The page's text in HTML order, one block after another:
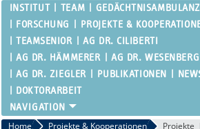
INSTITUT TEAM
GEDÄCHTNISAMBULANZ
FORSCHUNG
PROJEKTE &
TEAMSENIOR
AG DR. CILIBERTI
AG DR. HÄMMERER
AG DR. WESENBERG
AG DR. ZIEGLER
PUBLIKATIONEN
DOKTORARBEIT
Home Projekte & Kooperationen Projekte